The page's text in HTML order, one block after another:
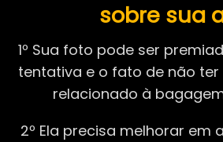
sobre sua
1º Sua foto pode ser
tentativa e o fato de não
relacionado à
2º Ela precisa melhorar em